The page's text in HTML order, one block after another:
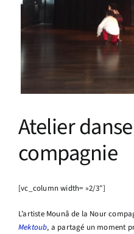
Infos pratiques
Atelier
compagnie
[vc_column width= »2/3″]
L’artiste Mounâ de la Nour
Mektoub, a partagé un moment